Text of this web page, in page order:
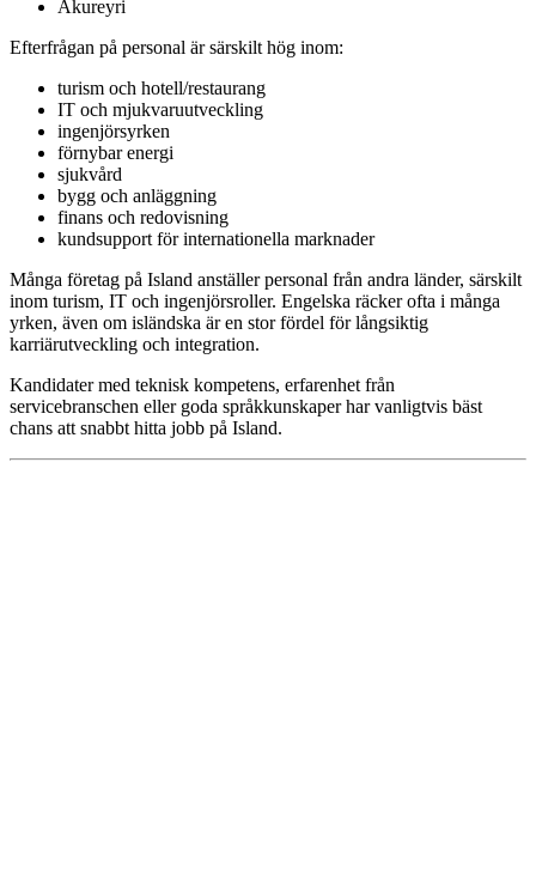
Akureyri
Efterfrågan på personal är särskilt hög inom:
turism och hotell/restaurang
IT och mjukvaruutveckling
ingenjörsyrken
förnybar energi
sjukvård
bygg och anläggning
finans och redovisning
kundsupport för internationella marknader
Många företag på Island anställer personal från andra länder, särskilt
inom turism, IT och ingenjörsroller. Engelska räcker ofta i många
yrken, även om isländska är en stor fördel för långsiktig
karriärutveckling och integration.
Kandidater med teknisk kompetens, erfarenhet från
servicebranschen eller goda språkkunskaper har vanligtvis bäst
chans att snabbt hitta jobb på Island.